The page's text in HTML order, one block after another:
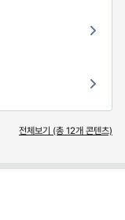
전체보기 (총 12개 콘텐츠)